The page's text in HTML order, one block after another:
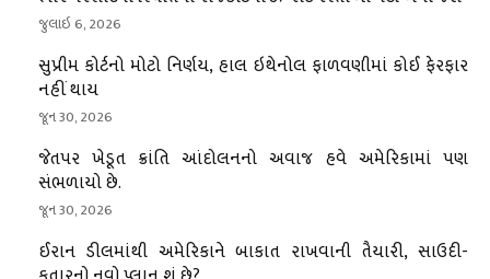
જુલાઇ 6, 2026
સુપ્રીમ કોર્ટનો મોટો નિર્ણય, હાલ ઇથેનોલ ફાળવણીમાં કોઈ ફેરફાર
નહીં થાય
જૂન 30, 2026
જેતપર ખેડૂત ક્રાંતિ આંદોલનનો અવાજ હવે અમેરિકામાં પણ
સંભળાયો છે.
જૂન 30, 2026
ઈરાન ડીલમાંથી અમેરિકાને બાકાત રાખવાની તૈયારી, સાઉદી-